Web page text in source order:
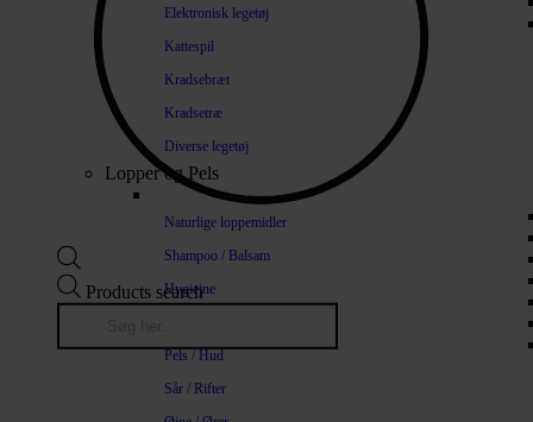
Elektronisk legetøj
Kattespil
Kradsebræt
Kradsetræ
Diverse legetøj
Lopper og Pels
Naturlige loppemidler
Shampoo / Balsam
Hygiejne
Pels / Hud
Sår / Rifter
Products search